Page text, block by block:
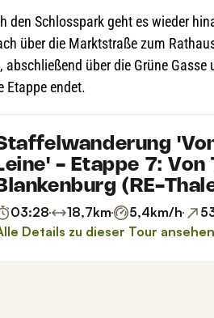
den Schloss­park geht es wie­der
über die Markt­straße zum
abschlie­ßend über die Grüne
Etappe endet.